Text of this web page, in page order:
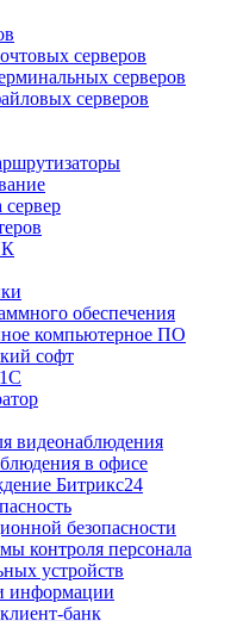
серверов
серверов
серверов
обеспечения
компьютерное ПО
софт
видеонаблюдения
в офисе
Битрикс24
безопасности
контроля персонала
устройств
информации
банк